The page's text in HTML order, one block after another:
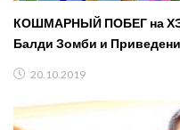
КОШМАРНЫЙ ПОБЕГ на
Балди Зомби и
20.10.2019